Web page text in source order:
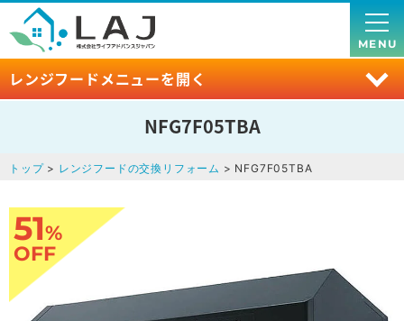
レンジフードメニューを開く
MENU
NFG7F05TBA
トップ> レンジフードの交換リフォーム > NFG7F05TBA
51%
OFF